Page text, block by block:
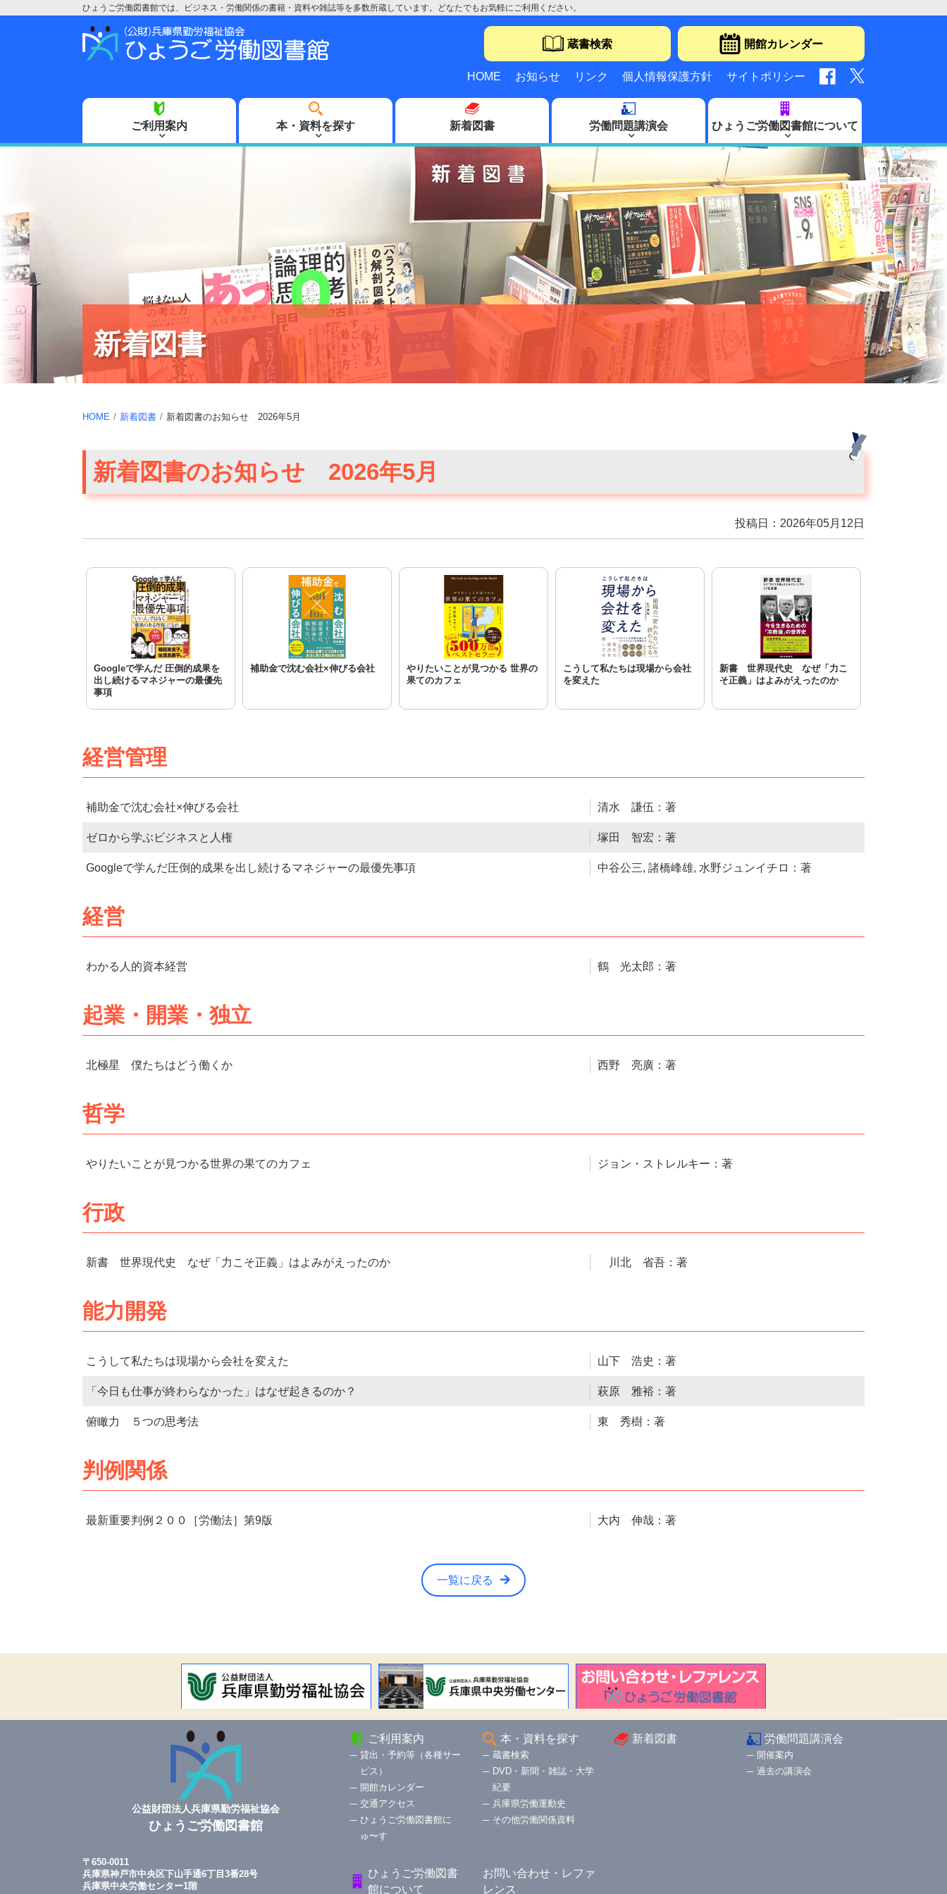
ひょうご労働図書館では、ビジネス・労働関係の書籍・資料や雑誌等を多数所蔵しています。どなたでもお気軽にご利用ください。
蔵書検索 開館カレンダー
HOME お知らせ リンク 個人情報保護方針 サイトポリシー
ご利用案内 本・資料を探す 新着図書 労働問題講演会 ひょうご労働図書館について
新着図書
HOME 新着図書 新着図書のお知らせ 2026年5月
新着図書のお知らせ 2026年5月
投稿日：2026年05月12日
Googleで学んだ 圧倒的成果を
出し続けるマネジャーの最優先
事項
補助金で沈む会社×伸びる会社
やりたいことが見つかる 世界の
果てのカフェ
こうして私たちは現場から会社
を変えた
新書 世界現代史 なぜ「力こ
そ正義」はよみがえったのか
経営管理
補助金で沈む会社×伸びる会社 清水 謙伍：著
ゼロから学ぶビジネスと人権 塚田 智宏：著
Googleで学んだ圧倒的成果を出し続けるマネジャーの最優先事項 中谷公三, 諸橋峰雄, 水野ジュンイチロ：著
経営
わかる人的資本経営 鶴 光太郎：著
起業・開業・独立
北極星 僕たちはどう働くか 西野 亮廣：著
哲学
やりたいことが見つかる世界の果てのカフェ ジョン・ストレルキー：著
行政
新書 世界現代史 なぜ「力こそ正義」はよみがえったのか 川北 省吾：著
能力開発
こうして私たちは現場から会社を変えた 山下 浩史：著
「今日も仕事が終わらなかった」はなぜ起きるのか？ 萩原 雅裕：著
俯瞰力 ５つの思考法 東 秀樹：著
判例関係
最新重要判例２００［労働法］第9版 大内 伸哉：著
一覧に戻る
ご利用案内
貸出・予約等（各種サー
ビス）
開館カレンダー
交通アクセス
ひょうご労働図書館に
ゅ〜す
本・資料を探す
蔵書検索
DVD・新聞・雑誌・大学
紀要
兵庫県労働運動史
その他労働関係資料
新着図書 労働問題講演会
開催案内
過去の講演会
ひょうご労働図書
館について
お問い合わせ・レファ
レンス
公益財団法人兵庫県勤労福祉協会
ひょうご労働図書館
〒650-0011
兵庫県神戸市中央区下山手通6丁目3番28号
兵庫県中央労働センター1階